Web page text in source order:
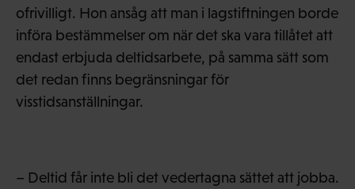
ofrivilligt. Hon ansåg att man i lagstiftningen borde
införa bestämmelser om när det ska vara tillåtet att
endast erbjuda deltidsarbete, på samma sätt som
det redan finns begränsningar för
visstidsanställningar.
– Deltid får inte bli det vedertagna sättet att jobba.